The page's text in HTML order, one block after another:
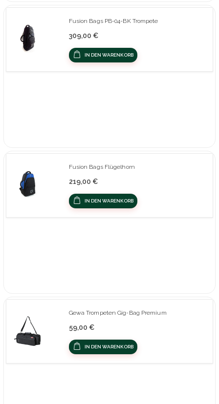
Fusion Bags PB-04-BK Trompete
309,00 €
IN DEN WARENKORB
Fusion Bags Flügelhorn
219,00 €
IN DEN WARENKORB
Gewa Trompeten Gig-Bag Premium
59,00 €
IN DEN WARENKORB